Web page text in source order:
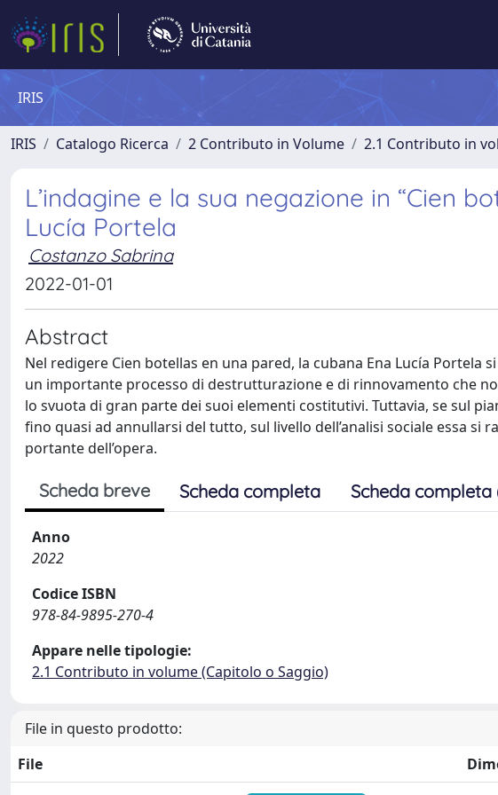
IRIS
IRIS Catalogo Ricerca 2 Contributo in Volume 2.1 Contributo in
L’indagine e la sua negazione in “Cien
Lucía Portela
Costanzo Sabrina
2022-01-01
Abstract
Nel redigere Cien botellas en una pared, la cubana Ena Lucía
un importante processo di destrutturazione e di rinnovamento che
lo svuota di gran parte dei suoi elementi costitutivi. Tuttavia, se sul
fino quasi ad annullarsi del tutto, sul livello dell’analisi sociale essa si
portante dell’opera.
Scheda breve Scheda completa Scheda completa
Anno
2022
Codice ISBN
978-84-9895-270-4
Appare nelle tipologie:
2.1 Contributo in volume (Capitolo o Saggio)
File in questo prodotto:
File